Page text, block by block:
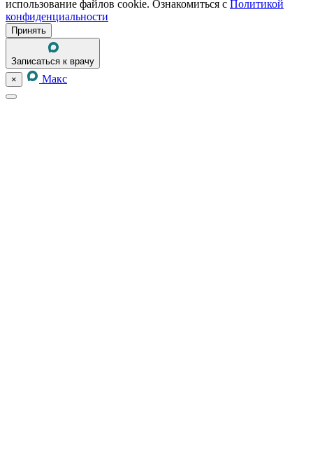
использование файлов cookie. Ознакомиться с Политикой
конфиденциальности
Принять
Записаться к врачу
×
Макс